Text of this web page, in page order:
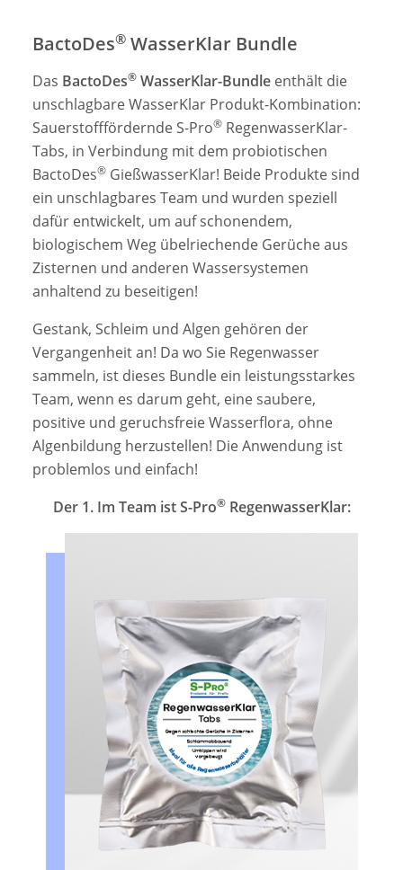
BactoDes® WasserKlar Bundle
Das BactoDes® WasserKlar-Bundle enthält die
unschlagbare WasserKlar Produkt-Kombination:
Sauerstofffördernde S-Pro® RegenwasserKlar-
Tabs, in Verbindung mit dem probiotischen
BactoDes® GießwasserKlar! Beide Produkte sind
ein unschlagbares Team und wurden speziell
dafür entwickelt, um auf schonendem,
biologischem Weg übelriechende Gerüche aus
Zisternen und anderen Wassersystemen
anhaltend zu beseitigen!
Gestank, Schleim und Algen gehören der
Vergangenheit an! Da wo Sie Regenwasser
sammeln, ist dieses Bundle ein leistungsstarkes
Team, wenn es darum geht, eine saubere,
positive und geruchsfreie Wasserflora, ohne
Algenbildung herzustellen! Die Anwendung ist
problemlos und einfach!
Der 1. Im Team ist S-Pro®RegenwasserKlar: